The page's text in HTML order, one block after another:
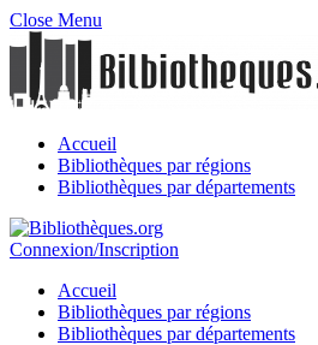
Close Menu
Accueil
Bibliothèques par régions
Bibliothèques par départements
Connexion/Inscription
Accueil
Bibliothèques par régions
Bibliothèques par départements